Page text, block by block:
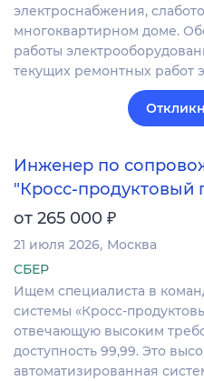
электроснабжения,
многоквартирном доме.
работы
текущих ремонтных работ
Инженер по
"Кросс-продуктовый
от 265 000 ₽
21 июля 2026 Москва
СБЕР
Ищем специалиста в
системы «Кросс-
отвечающую высоким
доступность 99,99. Это
автоматизированная